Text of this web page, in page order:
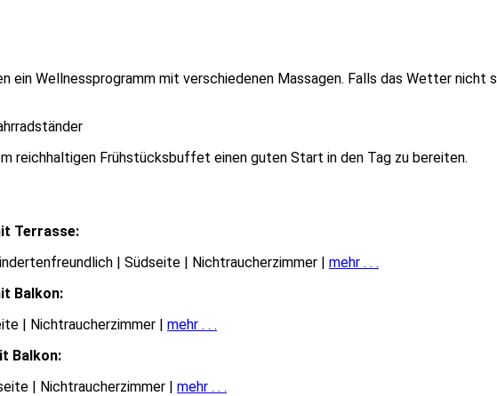
ein Wellnessprogramm mit verschiedenen Massagen. Falls das Wetter nicht
reichhaltigen Frühstücksbuffet einen guten Start in den Tag zu bereiten.
Terrasse:
| Südseite | Nichtraucherzimmer | mehr . . .
Balkon:
| Nichtraucherzimmer | mehr . . .
Balkon:
| Nichtraucherzimmer | mehr . . .